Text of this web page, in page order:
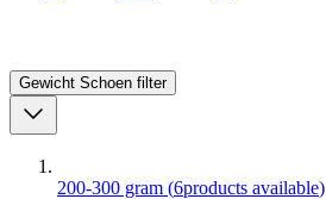
Gewicht Schoen filter
200-300 gram (6products available)